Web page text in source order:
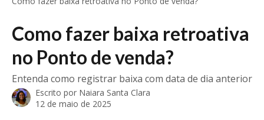
Como fazer baixa retroativa
no Ponto de venda?
Entenda como registrar baixa com data de dia anterior
Escrito por Naiara Santa Clara
12 de maio de 2025